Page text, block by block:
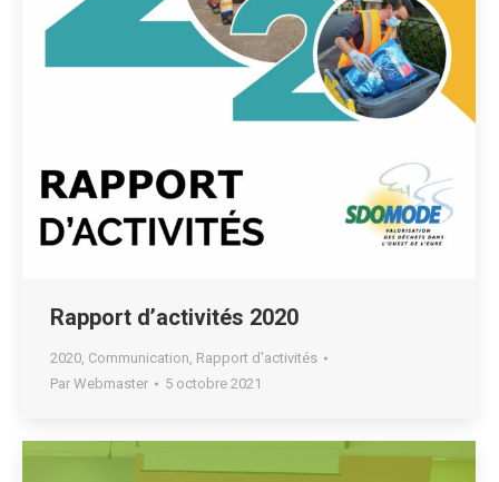
Rapport d’activités 2020
2020, Communication, Rapport d'activités
Par Webmaster 5 octobre 2021